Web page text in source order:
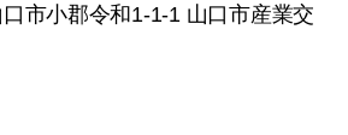
市小郡令和1-1-1 山口市産業交